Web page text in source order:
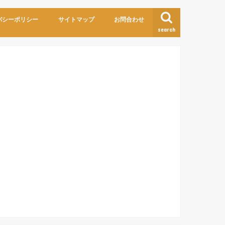
search
シーポリシー サイトマップ お問合わせ